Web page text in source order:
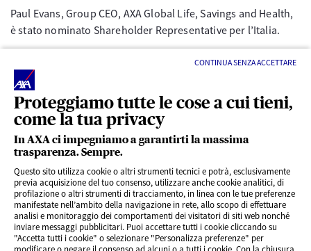
Proteggiamo tutte le cose a cui tieni,
come la tua privacy
In AXA ci impegniamo a garantirti la massima
trasparenza. Sempre.
Questo sito utilizza cookie o altri strumenti tecnici e potrà, esclusivamente
previa acquisizione del tuo consenso, utilizzare anche cookie analitici, di
profilazione o altri strumenti di tracciamento, in linea con le tue preferenze
manifestate nell’ambito della navigazione in rete, allo scopo di effettuare
analisi e monitoraggio dei comportamenti dei visitatori di siti web nonché
inviare messaggi pubblicitari. Puoi accettare tutti i cookie cliccando su
"Accetta tutti i cookie" o selezionare "Personalizza preferenze" per
CONTINUA SENZA ACCETTARE
Paul Evans, Group CEO, AXA Global Life, Savings and Health,
è stato nominato Shareholder Representative per l’Italia.
CONTENUTI INTERESSANTI
BLOG